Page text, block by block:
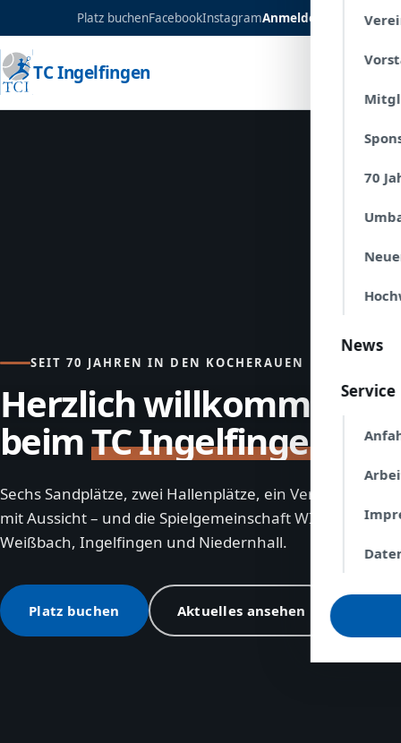
Platz buchenFacebookInstagramAnmelden
TC Ingelfingen
70
News
Service
SEIT 70 JAHREN IN DEN KOCHERAUEN
Herzlich willkommen
beimTC Ingelfingen
Sechs Sandplätze, zwei Hallenplätze, ein Vereinsheim
mit Aussicht – und die Spielgemeinschaft WIN aus
Weißbach, Ingelfingen und Niedernhall.
Platz buchen Aktuelles ansehen